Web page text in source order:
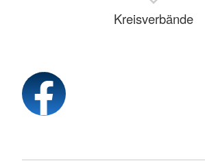
Kreisverbände